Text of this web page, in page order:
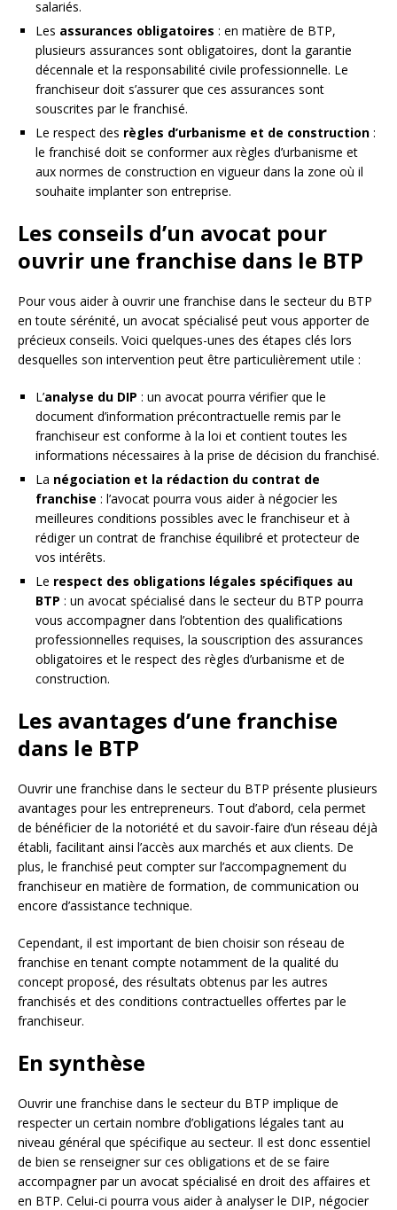
salariés.
Les assurances obligatoires : en matière de BTP,
plusieurs assurances sont obligatoires, dont la garantie
décennale et la responsabilité civile professionnelle. Le
franchiseur doit s’assurer que ces assurances sont
souscrites par le franchisé.
Le respect des règles d’urbanisme et de construction :
le franchisé doit se conformer aux règles d’urbanisme et
aux normes de construction en vigueur dans la zone où il
souhaite implanter son entreprise.
Les conseils d’un avocat pour
ouvrir une franchise dans le BTP
Pour vous aider à ouvrir une franchise dans le secteur du BTP
en toute sérénité, un avocat spécialisé peut vous apporter de
précieux conseils. Voici quelques-unes des étapes clés lors
desquelles son intervention peut être particulièrement utile :
L’analyse du DIP : un avocat pourra vérifier que le
document d’information précontractuelle remis par le
franchiseur est conforme à la loi et contient toutes les
informations nécessaires à la prise de décision du franchisé.
La négociation et la rédaction du contrat de
franchise : l’avocat pourra vous aider à négocier les
meilleures conditions possibles avec le franchiseur et à
rédiger un contrat de franchise équilibré et protecteur de
vos intérêts.
Le respect des obligations légales spécifiques au
BTP : un avocat spécialisé dans le secteur du BTP pourra
vous accompagner dans l’obtention des qualifications
professionnelles requises, la souscription des assurances
obligatoires et le respect des règles d’urbanisme et de
construction.
Les avantages d’une franchise
dans le BTP
Ouvrir une franchise dans le secteur du BTP présente plusieurs
avantages pour les entrepreneurs. Tout d’abord, cela permet
de bénéficier de la notoriété et du savoir-faire d’un réseau déjà
établi, facilitant ainsi l’accès aux marchés et aux clients. De
plus, le franchisé peut compter sur l’accompagnement du
franchiseur en matière de formation, de communication ou
encore d’assistance technique.
Cependant, il est important de bien choisir son réseau de
franchise en tenant compte notamment de la qualité du
concept proposé, des résultats obtenus par les autres
franchisés et des conditions contractuelles offertes par le
franchiseur.
En synthèse
Ouvrir une franchise dans le secteur du BTP implique de
respecter un certain nombre d’obligations légales tant au
niveau général que spécifique au secteur. Il est donc essentiel
de bien se renseigner sur ces obligations et de se faire
accompagner par un avocat spécialisé en droit des affaires et
en BTP. Celui-ci pourra vous aider à analyser le DIP, négocier